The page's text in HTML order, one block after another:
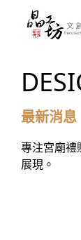
最新消息
專注宮廟禮
展現。